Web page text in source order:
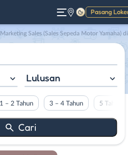
Pasang
Gelap
Sales (Sales Sepeda Motor Yamaha) di PT. Kobus Smart
Lulusan
1 – 2 Tahun 3 – 4 Tahun 5 Tahun